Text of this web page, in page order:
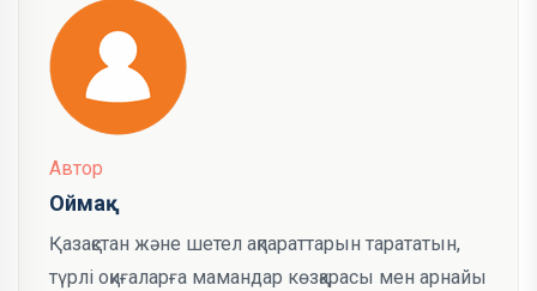
Автор
Оймақ
Қазақстан және шетел ақпараттарын тарататын,
түрлі оқиғаларға мамандар көзқарасы мен арнайы